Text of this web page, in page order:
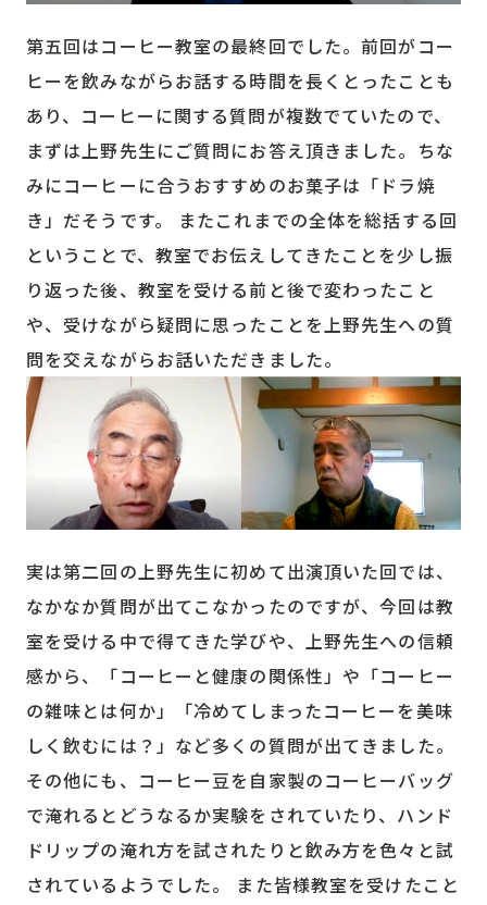
第五回はコーヒー教室の最終回でした。前回がコー
ヒーを飲みながらお話する時間を長くとったことも
あり、コーヒーに関する質問が複数でていたので、
まずは上野先生にご質問にお答え頂きました。ちな
みにコーヒーに合うおすすめのお菓子は「ドラ焼
き」だそうです。 またこれまでの全体を総括する回
ということで、教室でお伝えしてきたことを少し振
り返った後、教室を受ける前と後で変わったこと
や、受けながら疑問に思ったことを上野先生への質
問を交えながらお話いただきました。
実は第二回の上野先生に初めて出演頂いた回では、
なかなか質問が出てこなかったのですが、今回は教
室を受ける中で得てきた学びや、上野先生への信頼
感から、「コーヒーと健康の関係性」や「コーヒー
の雑味とは何か」「冷めてしまったコーヒーを美味
しく飲むには？」など多くの質問が出てきました。
その他にも、コーヒー豆を自家製のコーヒーバッグ
で淹れるとどうなるか実験をされていたり、ハンド
ドリップの淹れ方を試されたりと飲み方を色々と試
されているようでした。 また皆様教室を受けたこと